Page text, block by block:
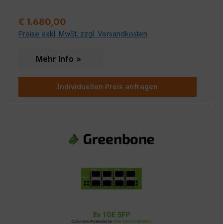
Regulärer Preis:
€ 1.680,00
Preise exkl. MwSt. zzgl. Versandkosten
Mehr Info
Individuellen Preis anfragen